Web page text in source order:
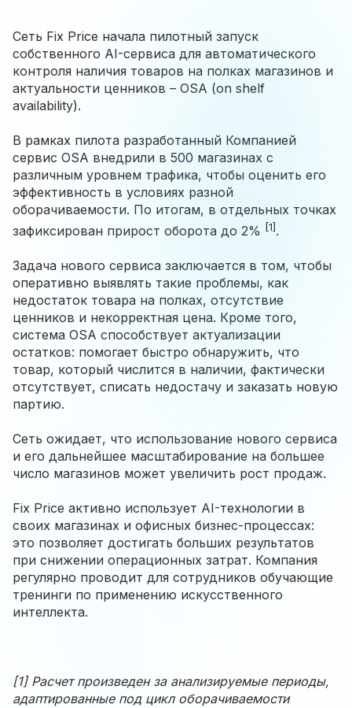
Сеть Fix Price начала пилотный запуск
собственного AI-сервиса для автоматического
контроля наличия товаров на полках магазинов и
актуальности ценников – OSA (on shelf
availability).
В рамках пилота разработанный Компанией
сервис OSA внедрили в 500 магазинах с
различным уровнем трафика, чтобы оценить его
эффективность в условиях разной
оборачиваемости. По итогам, в отдельных точках
зафиксирован прирост оборота до 2%
[1].
Задача нового сервиса заключается в том, чтобы
оперативно выявлять такие проблемы, как
недостаток товара на полках, отсутствие
ценников и некорректная цена. Кроме того,
система OSA способствует актуализации
остатков: помогает быстро обнаружить, что
товар, который числится в наличии, фактически
отсутствует, списать недостачу и заказать новую
партию.
Сеть ожидает, что использование нового сервиса
и его дальнейшее масштабирование на большее
число магазинов может увеличить рост продаж.
Fix Price активно использует AI-технологии в
своих магазинах и офисных бизнес-процессах:
это позволяет достигать больших результатов
при снижении операционных затрат. Компания
регулярно проводит для сотрудников обучающие
тренинги по применению искусственного
интеллекта.
[1] Расчет произведен за анализируемые периоды,
адаптированные под цикл оборачиваемости